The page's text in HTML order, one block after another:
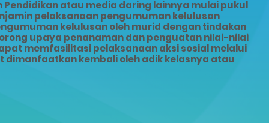
atau media daring lainnya mulai pukul
pelaksanaan pengumuman kelulusan
kelulusan oleh murid dengan tindakan
upaya penanaman dan penguatan nilai-nilai
memfasilitasi pelaksanaan aksi sosial melalui
kembali oleh adik kelasnya atau